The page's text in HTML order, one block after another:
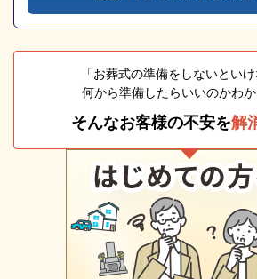
「お葬式の準備をしないといけ
何から準備したらいいのかわか
そんなお客様の不安を解